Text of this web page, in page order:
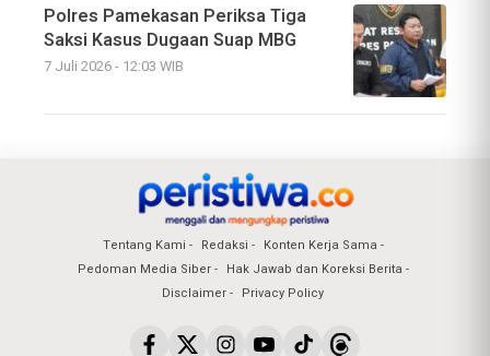
Polres Pamekasan Periksa Tiga
Saksi Kasus Dugaan Suap MBG
7 Juli 2026 - 12:03 WIB
Tentang Kami Redaksi
Konten Kerja Sama
Pedoman Media Siber
Hak Jawab dan Koreksi Berita
Disclaimer
Privacy Policy